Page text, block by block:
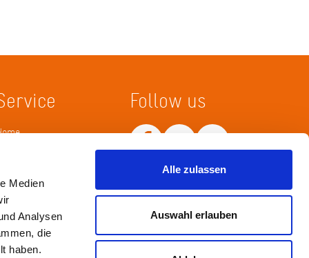
Medien
Analysen
die
haben.
Alle zulassen
Auswahl erlauben
Follow us
Netiquette